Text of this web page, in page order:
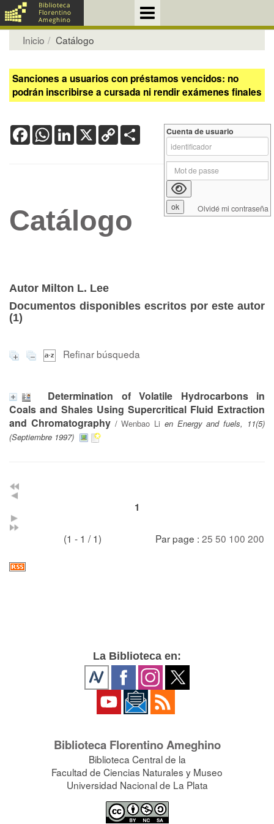
Inicio Catálogo
Sanciones a usuarios con préstamos vencidos: no
podrán inscribirse a cursada ni rendir exámenes finales
FacebookWhatsApp
LinkedIn
X Copy
Link
Catálogo
Autor Milton L. Lee
Documentos disponibles escritos por este autor
(1)
Refinar búsqueda
Determination of Volatile Hydrocarbons in
Coals and Shales Using Supercritical Fluid Extraction
and Chromatography/Wenbao Li en Energy and fuels, 11(5)
(Septiembre 1997)
1
(1 - 1 / 1) Par page : 25 50 100 200
Cuenta de usuario
Olvidé mi contraseña
La Biblioteca en:
Biblioteca Florentino Ameghino
Biblioteca Central de la
Facultad de Ciencias Naturales y Museo
Universidad Nacional de La Plata